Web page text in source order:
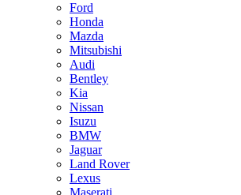
Ford
Honda
Mazda
Mitsubishi
Audi
Bentley
Kia
Nissan
Isuzu
BMW
Jaguar
Land Rover
Lexus
Maserati